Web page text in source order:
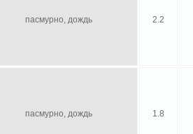
пасмурно, дождь 2.2
пасмурно, дождь 1.8